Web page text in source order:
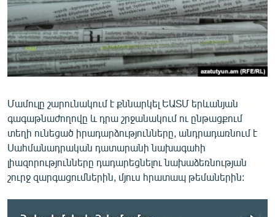
ՄԻՋԱԶԳԱՅԻՆ
ՄՇԱԿՈՒՅԹ
ՍՊՈՐՏ
ՄԵԿՆԱԲԱՆՈՒԹՅՈՒՆ
ՏՏ ԵՒ ԻՆՏԵՐՆԵՏ
ԿՈՐՈՆԱՎԻՐՈՒՍ
ԱՐԽԻՎ
ՏԵՍԱՆՅՈՒԹԵՐ
ԲԱՆԱՎԵՃ
Մամուլը շարունակում է քննարկել ԵԱՏՄ երևանյան
գագաթնաժողովը և դրա շրջանակում ու ընթացքում
տեղի ունեցած իրադարձությունները, անդրադառնում է
Սահմանադրական դատարանի նախագահի
լիազորությունները դադարեցնելու նախաձեռնության
շուրջ զարգացումներին, մյուս հրատապ թեմաներին: